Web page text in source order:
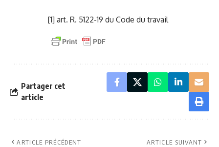
[1] art. R. 5122-19 du Code du travail
Partager cet
article
ARTICLE PRÉCÉDENT ARTICLE SUIVANT